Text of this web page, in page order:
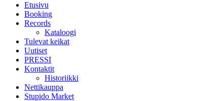
Etusivu
Booking
Records
Kataloogi
Tulevat keikat
Uutiset
PRESSI
Kontaktit
Historiikki
Nettikauppa
Stupido Market